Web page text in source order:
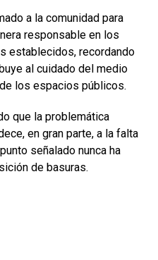
a la comunidad para
responsable en los
establecidos, recordando
al cuidado del medio
los espacios públicos.
que la problemática
en gran parte, a la falta
señalado nunca ha
de basuras.